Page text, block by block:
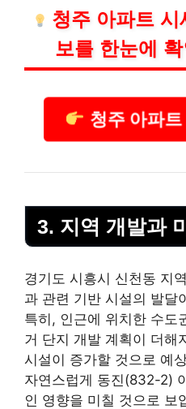
청주아파트 시
보를 한눈에
청주 아파트
3. 지역 개발과
경기도 시흥시 신천동 지
과 관련 기반 시설의 발달
특히, 인근에 위치한 수도
거 단지 개발 계획이 더해
시설이 증가할 것으로 예
자연스럽게 동진(832-2)
인 영향을 미칠 것으로 보